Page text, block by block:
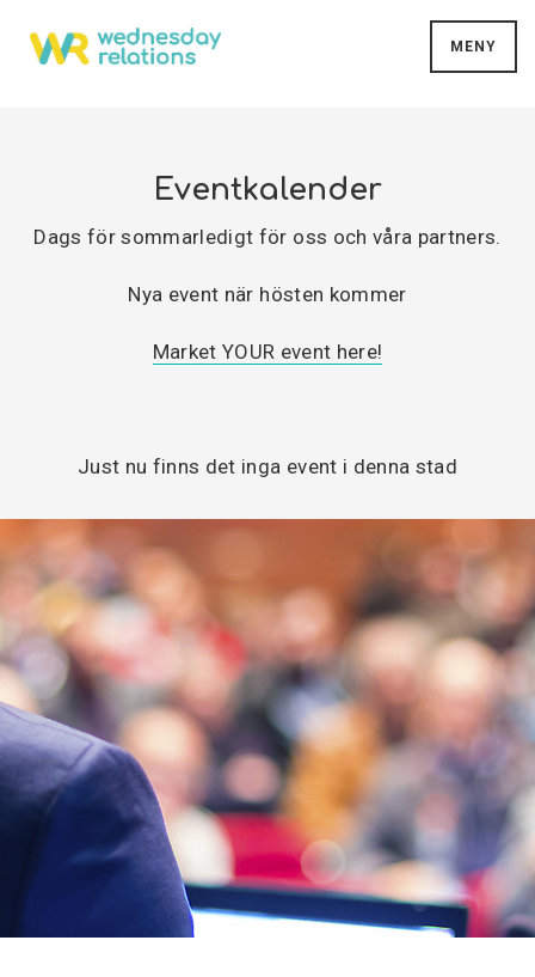
MENY
Eventkalender
Dags för sommarledigt för oss och våra partners.
Nya event när hösten kommer
Market YOUR event here!
Just nu finns det inga event i denna stad